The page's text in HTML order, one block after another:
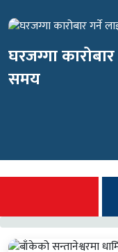
घरजग्गा
समय